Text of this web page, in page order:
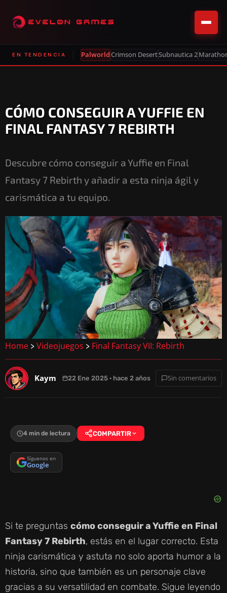
EN TENDENCIA PalworldCrimson DesertSubnautica 2
CÓMO CONSEGUIR A YUFFIE EN
FINAL FANTASY 7 REBIRTH
Descubre cómo conseguir a Yuffie en Final
Fantasy 7 Rebirth y añadir a esta ninja ágil y
carismática a tu equipo.
Home > Videojuegos > Final Fantasy VII: Rebirth
Kaym 22 Ene 2025 · hace 2 años Sin comentarios
4 min de lectura COMPARTIR
Síguenos en
Google
Si te preguntas cómo conseguir a Yuffie en Final
Fantasy 7 Rebirth, estás en el lugar correcto. Esta
ninja carismática y astuta no solo aporta humor a la
historia, sino que también es un personaje clave
gracias a su versatilidad en combate. Sigue leyendo